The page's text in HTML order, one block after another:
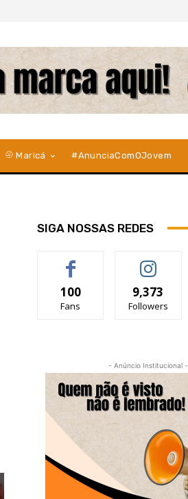
Maricá #AnunciaComOJovem
SIGA NOSSAS REDES
100
Fans
9,373
Followers
- Anúncio Institucional -